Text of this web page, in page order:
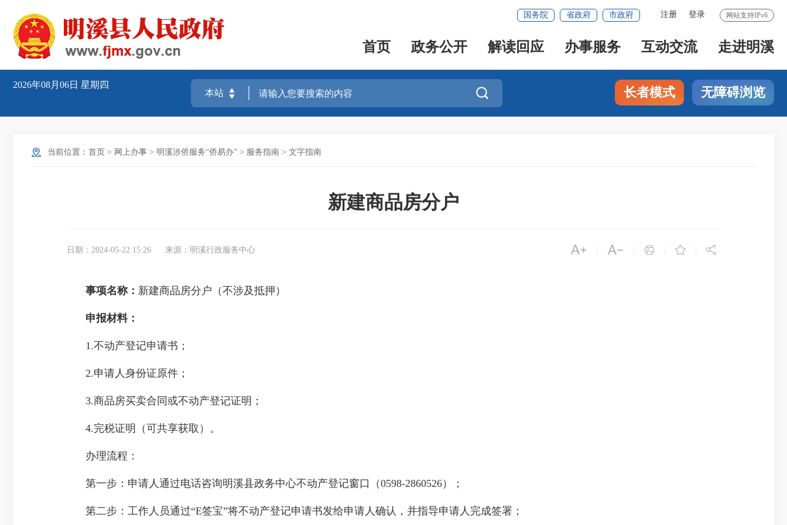
网站支持IPv6
注册 登录
国务院 省政府 市政府
首页 政务公开 解读回应 办事服务 互动交流 走进明溪
2026年08月06日 星期四
 长者模式 无障碍浏览
当前位置： 首页 > 网上办事 > 明溪涉侨服务“侨易办” > 服务指南 > 文字指南
新建商品房分户
日期：2024-05-22 15:26 来源：明溪行政服务中心     
事项名称： 新建商品房分户（不涉及抵押）
申报材料：
1.不动产登记申请书；
2.申请人身份证原件；
3.商品房买卖合同或不动产登记证明；
4.完税证明（可共享获取）。
办理流程：
第一步：申请人通过电话咨询明溪县政务中心不动产登记窗口（0598-2860526）；
第二步：工作人员通过“E签宝”将不动产登记申请书发给申请人确认，并指导申请人完成签署；